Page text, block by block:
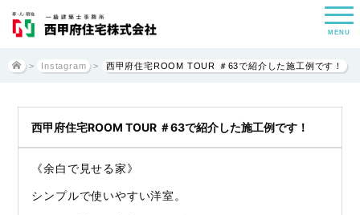
MENU
> Instagram > 西甲府住宅ROOM TOUR ＃63で紹介した施工例です！
西甲府住宅ROOM TOUR ＃63で紹介した施工例です！
《余白で見せる家》
シンプルで使いやすい洋室。